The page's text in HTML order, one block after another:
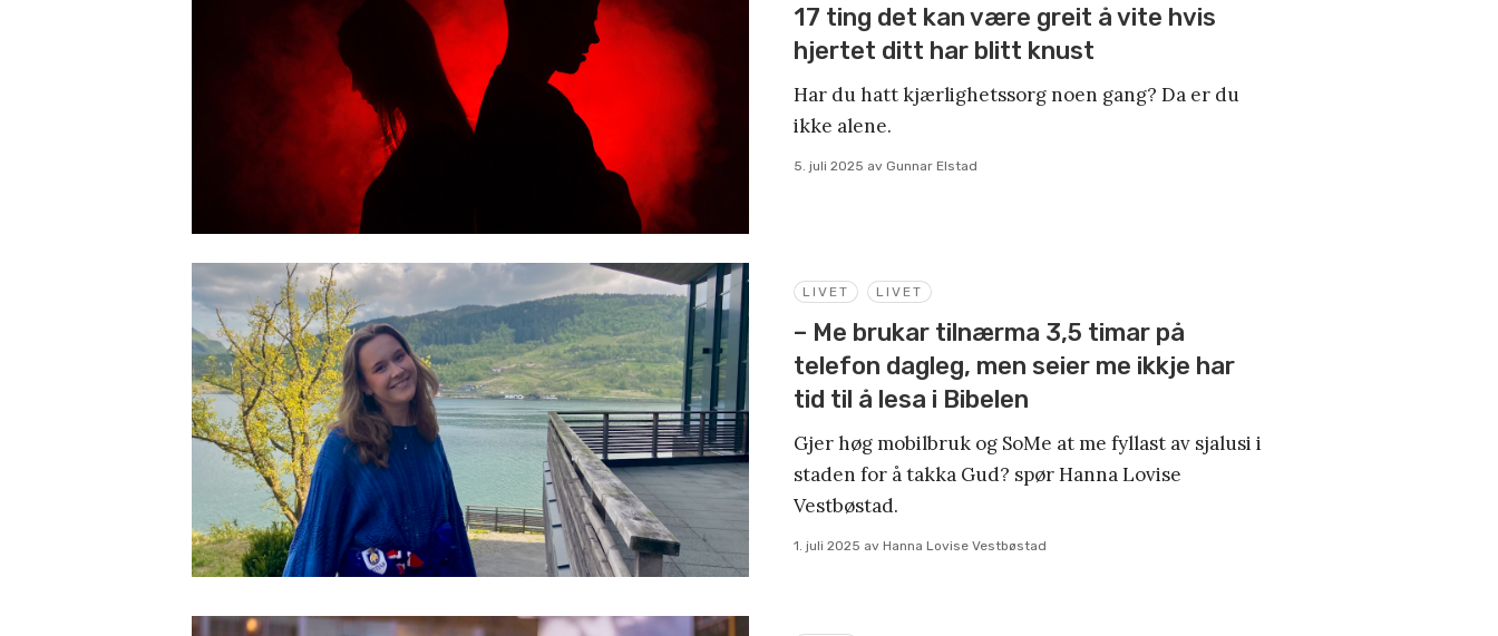
17 ting det kan være greit å vite hvis
hjertet ditt har blitt knust
Har du hatt kjærlighetssorg noen gang? Da er du
ikke alene.
5. juli 2025 av Gunnar Elstad
LIVET LIVET
– Me brukar tilnærma 3,5 timar på
telefon dagleg, men seier me ikkje har
tid til å lesa i Bibelen
Gjer høg mobilbruk og SoMe at me fyllast av sjalusi i
staden for å takka Gud? spør Hanna Lovise
Vestbøstad.
1. juli 2025 av Hanna Lovise Vestbøstad